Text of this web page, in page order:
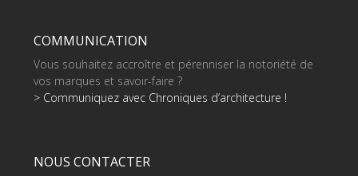
COMMUNICATION
Vous souhaitez accroître et pérenniser la notoriété de
vos marques et savoir-faire ?
> Communiquez avec Chroniques d’architecture !
NOUS CONTACTER